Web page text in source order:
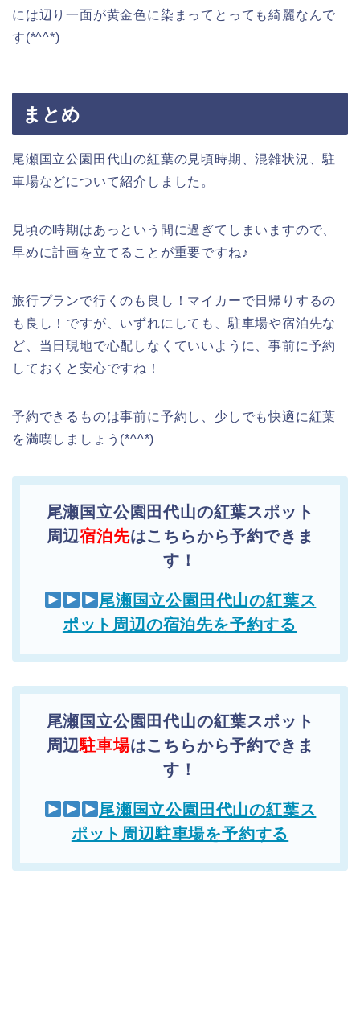
には辺り一面が黄金色に染まってとっても綺麗なんで
す(*^^*)
まとめ
尾瀬国立公園田代山の紅葉の見頃時期、混雑状況、駐
車場などについて紹介しました。
見頃の時期はあっという間に過ぎてしまいますので、
早めに計画を立てることが重要ですね♪
旅行プランで行くのも良し！マイカーで日帰りするの
も良し！ですが、いずれにしても、駐車場や宿泊先な
ど、当日現地で心配しなくていいように、事前に予約
しておくと安心ですね！
予約できるものは事前に予約し、少しでも快適に紅葉
を満喫しましょう(*^^*)
尾瀬国立公園田代山の紅葉スポット
周辺宿泊先はこちらから予約できま
す！
尾瀬国立公園田代山の紅葉ス
ポット周辺の宿泊先を予約する
尾瀬国立公園田代山の紅葉スポット
周辺駐車場はこちらから予約できま
す！
尾瀬国立公園田代山の紅葉ス
ポット周辺駐車場を予約する